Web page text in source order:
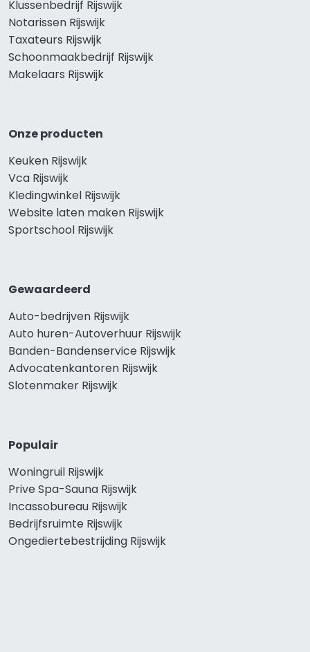
Klussenbedrijf Rijswijk
Notarissen Rijswijk
Taxateurs Rijswijk
Schoonmaakbedrijf Rijswijk
Makelaars Rijswijk
Onze producten
Keuken Rijswijk
Vca Rijswijk
Kledingwinkel Rijswijk
Website laten maken Rijswijk
Sportschool Rijswijk
Gewaardeerd
Auto-bedrijven Rijswijk
Auto huren-Autoverhuur Rijswijk
Banden-Bandenservice Rijswijk
Advocatenkantoren Rijswijk
Slotenmaker Rijswijk
Populair
Woningruil Rijswijk
Prive Spa-Sauna Rijswijk
Incassobureau Rijswijk
Bedrijfsruimte Rijswijk
Ongediertebestrijding Rijswijk